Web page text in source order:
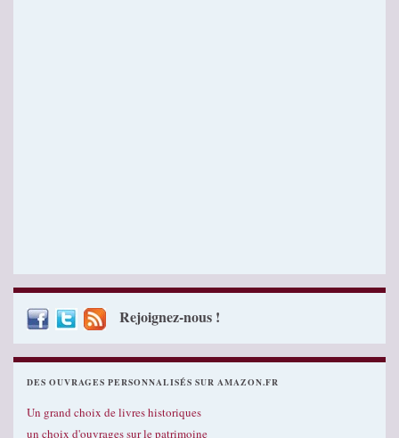
Rejoignez-nous !
DES OUVRAGES PERSONNALISÉS SUR AMAZON.FR
Un grand choix de livres historiques
un choix d'ouvrages sur le patrimoine